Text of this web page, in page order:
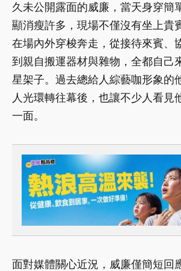
久未公開露面的威廉，當天身穿簡
顯消瘦許多，現場不僅沒有坐上貴
在場內外穿梭奔走，從接待來賓、
到親自搬運器材與雜物，全都自己
星架子。過去總給人綜藝咖形象的
人光環轉往幕後，也讓不少人看見
一面。
面對媒體關心近況，威廉僅簡短回